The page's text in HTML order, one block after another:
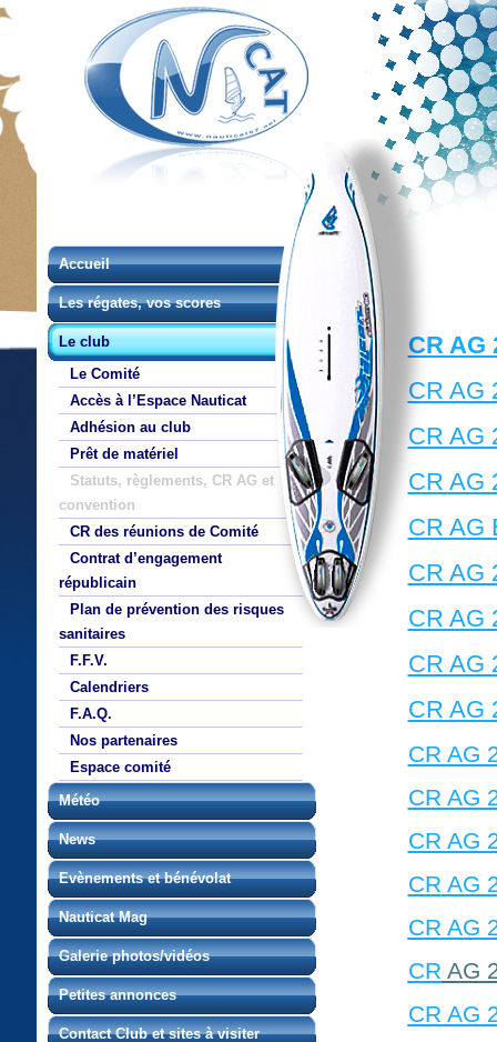
Accueil
Les régates, vos scores
Le club
Le Comité
Accès à l’Espace Nauticat
Adhésion au club
Prêt de matériel
Statuts, règlements, CR AG et
convention
CR des réunions de Comité
Contrat d’engagement
républicain
Plan de prévention des risques
sanitaires
F.F.V.
Calendriers
F.A.Q.
Nos partenaires
Espace comité
Météo
News
Evènements et bénévolat
Nauticat Mag
Galerie photos/vidéos
Petites annonces
Contact Club et sites à visiter
CR AG
CR AG
CR AG
CR AG
CR AG
CR AG
CR AG
CR AG
CR AG
CR AG
CR AG
CR AG
CR AG
CR AG
CR AG
CR AG